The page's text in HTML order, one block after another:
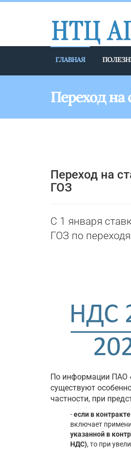
ГЛАВНАЯ
Переход на
Переход на
ГОЗ
С 1 января
ГОЗ по
По информации ПАО
существуют
частности, при
-если в
включает
указанной в
НДС), то при